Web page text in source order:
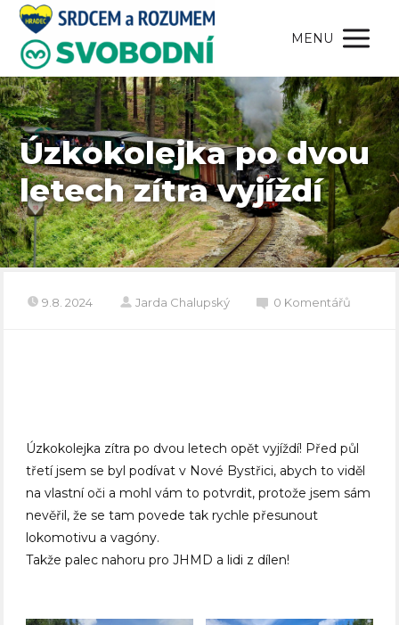
MENU
Úzkokolejka po dvou
letech zítra vyjíždí
9.8. 2024 Jarda Chalupský 0 Komentářů
Úzkokolejka zítra po dvou letech opět vyjíždí! Před půl
třetí jsem se byl podívat v Nové Bystřici, abych to viděl
na vlastní oči a mohl vám to potvrdit, protože jsem sám
nevěřil, že se tam povede tak rychle přesunout
lokomotivu a vagóny.
Takže palec nahoru pro JHMD a lidi z dílen!